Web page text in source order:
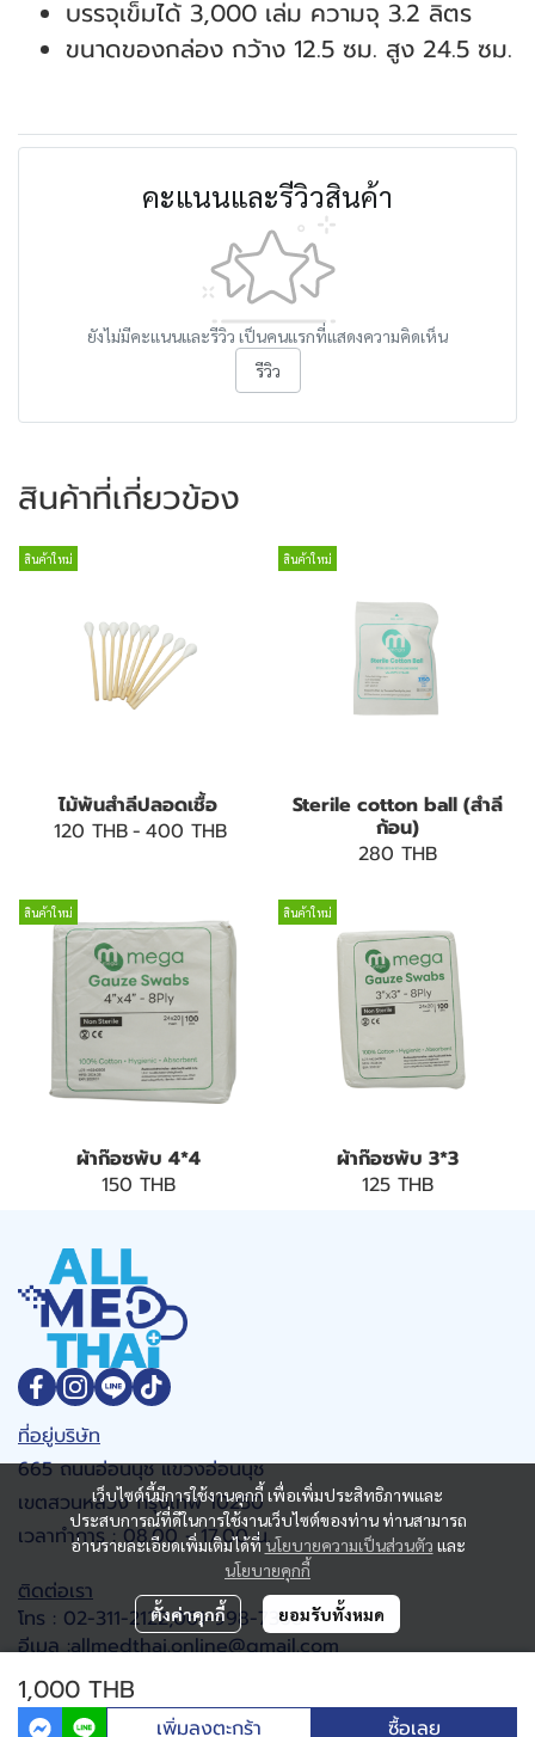
บรรจุเข็มได้ 3,000 เล่ม ความจุ 3.2 ลิตร
ขนาดของกล่อง กว้าง 12.5 ซม. สูง 24.5 ซม.
คะแนนและรีวิวสินค้า
ยังไม่มีคะแนนและรีวิว เป็นคนแรกที่แสดงความคิดเห็น
รีวิว
สินค้าที่เกี่ยวข้อง
สินค้าใหม่
ไม้พันสำลีปลอดเชื้อ
120 THB- 400 THB
สินค้าใหม่
Sterile cotton ball (สำลี
ก้อน)
280 THB
สินค้าใหม่
ผ้าก๊อซพับ 4*4
150 THB
สินค้าใหม่
ผ้าก๊อซพับ 3*3
125 THB
1,000 THB
เพิ่มลงตะกร้า ซื้อเลย
เว็บไซต์นี้มีการใช้งานคุกกี้ เพื่อเพิ่มประสิทธิภาพและ
ประสบการณ์ที่ดีในการใช้งานเว็บไซต์ของท่าน ท่านสามารถ
อ่านรายละเอียดเพิ่มเติมได้ที่นโยบายความเป็นส่วนตัว และ
นโยบายคุกกี้
ตั้งค่าคุกกี้ ยอมรับทั้งหมด
ที่อยู่บริษัท
665 ถนนอ่อนนุช แขวงอ่อนนุช
เขตสวนหลวง กรุงเทพ 10250
เวลาทำการ : 08.00 - 17.00 น.
ติดต่อเรา
โทร : 02-311-2122,061-998-7368
อีเมล :allmedthai.online@gmail.com
Google map